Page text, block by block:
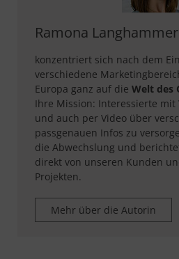
Ramona Langhammer
konzentriert sich nach dem
verschiedene
Europa ganz auf die Welt des
Ihre Mission: Interessierte
und auch per Video über
passgenauen Infos zu
die Abwechslung und
direkt von unseren Kunden
Projekten.
Mehr über die Autorin